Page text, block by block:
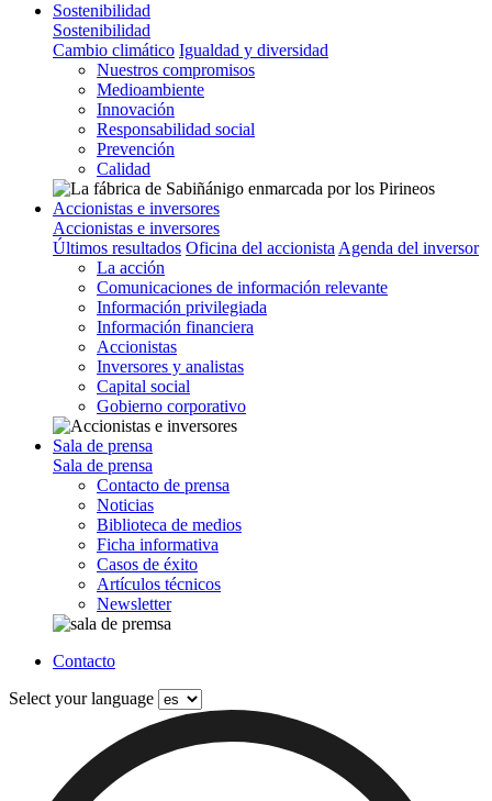
Sostenibilidad
Sostenibilidad
Cambio climático Igualdad y diversidad
Nuestros compromisos
Medioambiente
Innovación
Responsabilidad social
Prevención
Calidad
Accionistas e inversores
Accionistas e inversores
Últimos resultados Oficina del accionista Agenda del inversor
La acción
Comunicaciones de información relevante
Información privilegiada
Información financiera
Accionistas
Inversores y analistas
Capital social
Gobierno corporativo
Sala de prensa
Sala de prensa
Contacto de prensa
Noticias
Biblioteca de medios
Ficha informativa
Casos de éxito
Artículos técnicos
Newsletter
Contacto
Select your language